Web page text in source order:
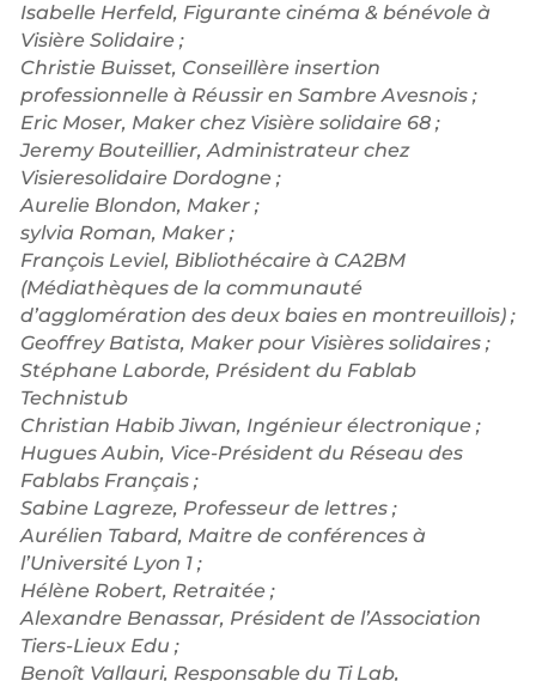
Isabelle Herfeld, Figurante cinéma & bénévole à
Visière Solidaire ;
Christie Buisset, Conseillère insertion
professionnelle à Réussir en Sambre Avesnois ;
Eric Moser, Maker chez Visière solidaire 68 ;
Jeremy Bouteillier, Administrateur chez
Visieresolidaire Dordogne ;
Aurelie Blondon, Maker ;
sylvia Roman, Maker ;
François Leviel, Bibliothécaire à CA2BM
(Médiathèques de la communauté
d’agglomération des deux baies en montreuillois) ;
Geoffrey Batista, Maker pour Visières solidaires ;
Stéphane Laborde, Président du Fablab
Technistub
Christian Habib Jiwan, Ingénieur électronique ;
Hugues Aubin, Vice-Président du Réseau des
Fablabs Français ;
Sabine Lagreze, Professeur de lettres ;
Aurélien Tabard, Maitre de conférences à
l’Université Lyon 1 ;
Hélène Robert, Retraitée ;
Alexandre Benassar, Président de l’Association
Tiers-Lieux Edu ;
Benoît Vallauri, Responsable du Ti Lab,